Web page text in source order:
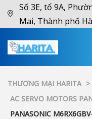
Số 3E, tổ 9A,
Mai, Thành phố
THƯƠNG MẠI HARITA >
AC SERVO MOTORS
PANASONIC